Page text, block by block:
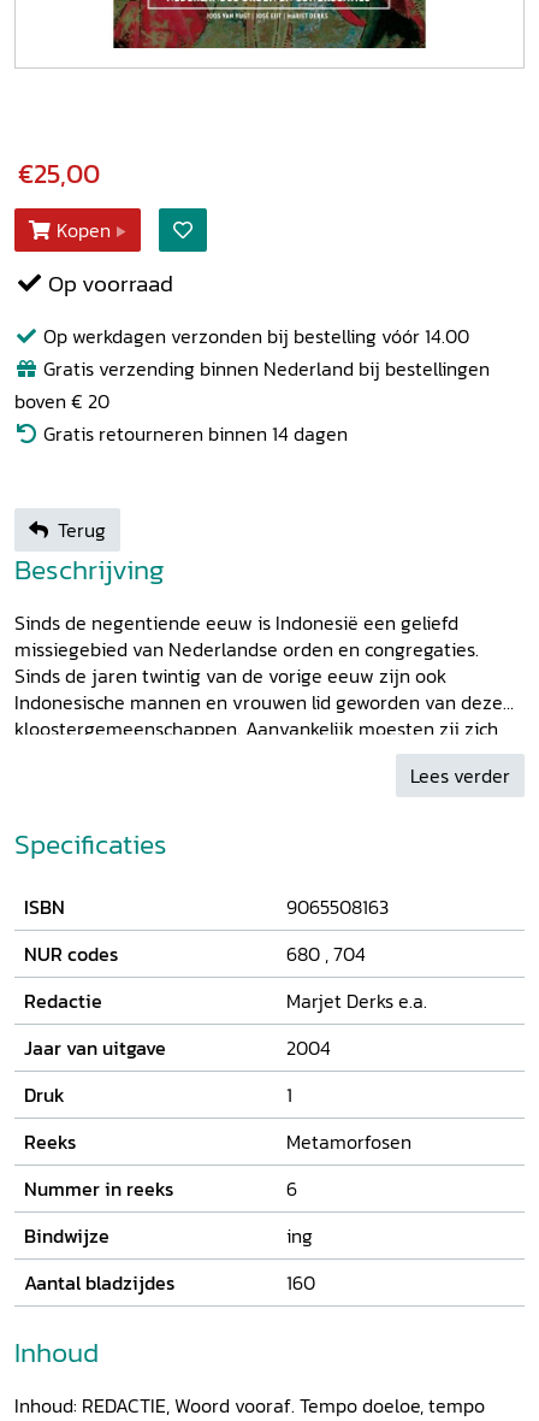
€25,00
Kopen
Op voorraad
Op werkdagen verzonden bij bestelling vóór 14.00
Gratis verzending binnen Nederland bij bestellingen
boven € 20
Gratis retourneren binnen 14 dagen
Terug
Beschrijving
Sinds de negentiende eeuw is Indonesië een geliefd
missiegebied van Nederlandse orden en congregaties.
Sinds de jaren twintig van de vorige eeuw zijn ook
Indonesische mannen en vrouwen lid geworden van deze
kloostergemeenschappen. Aanvankelijk moesten zij zich
volledig aanpassen aan de Nederlandse kloostercultuur,
maar na de onafhankelijkheid van Indonesië in 1945
zich aanpassen. Hun aantal nam bovendien af, terwijl het
aantal Indonesische religieuzen groeide. De laatste jaren
zuster- en broedercongregaties zich dan ook definitief
naar Indonesië.Tempo doeloe, tempo sekarangis gewijd
aan het intensieve en complexe proces van
indonesianisering. Er wordt speciale aandacht besteed aan
de persoonlijke ervaringen van enkele betrokken
religieuzen.
Lees verder
Specificaties
ISBN
9065508163
NUR codes
680 ,704
Redactie
Marjet Derks e.a.
Jaar van uitgave
2004
Druk
1
Reeks
Metamorfosen
Nummer in reeks
6
Bindwijze
ing
Aantal bladzijdes
160
Inhoud
Inhoud: REDACTIE, Woord vooraf. Tempo doeloe, tempo